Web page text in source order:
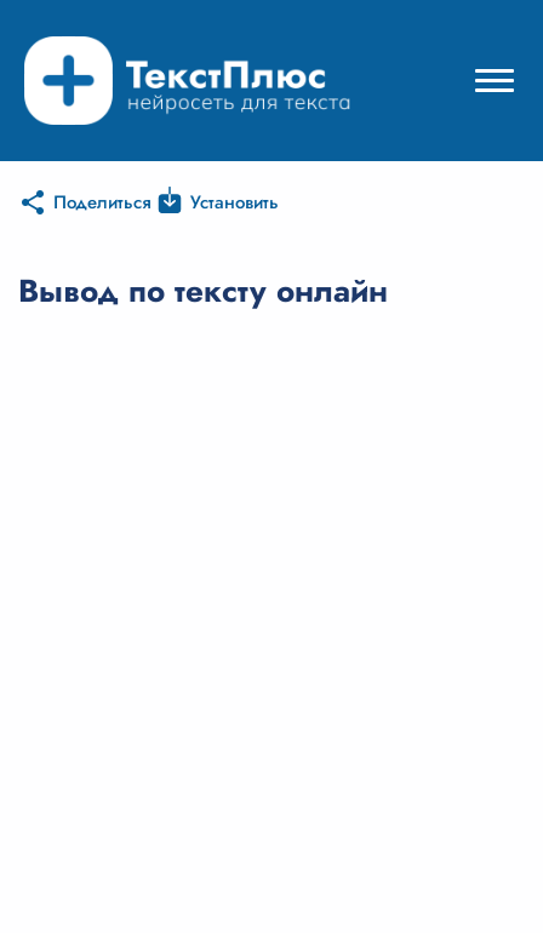
Режимы нейросети
Цены
Поделиться Установить
Вывод по тексту онлайн